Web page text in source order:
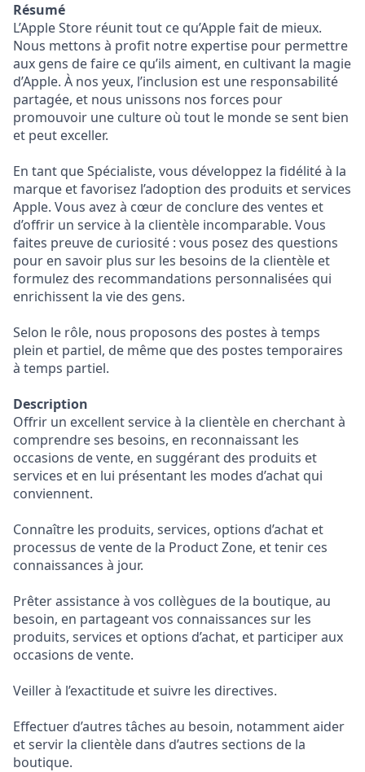
Résumé
L’Apple Store réunit tout ce qu’Apple fait de mieux.
Nous mettons à profit notre expertise pour permettre
aux gens de faire ce qu’ils aiment, en cultivant la magie
d’Apple. À nos yeux, l’inclusion est une responsabilité
partagée, et nous unissons nos forces pour
promouvoir une culture où tout le monde se sent bien
et peut exceller.
En tant que Spécialiste, vous développez la fidélité à la
marque et favorisez l’adoption des produits et services
Apple. Vous avez à cœur de conclure des ventes et
d’offrir un service à la clientèle incomparable. Vous
faites preuve de curiosité : vous posez des questions
pour en savoir plus sur les besoins de la clientèle et
formulez des recommandations personnalisées qui
enrichissent la vie des gens.
Selon le rôle, nous proposons des postes à temps
plein et partiel, de même que des postes temporaires
à temps partiel.
Description
Offrir un excellent service à la clientèle en cherchant à
comprendre ses besoins, en reconnaissant les
occasions de vente, en suggérant des produits et
services et en lui présentant les modes d’achat qui
conviennent.
Connaître les produits, services, options d’achat et
processus de vente de la Product Zone, et tenir ces
connaissances à jour.
Prêter assistance à vos collègues de la boutique, au
besoin, en partageant vos connaissances sur les
produits, services et options d’achat, et participer aux
occasions de vente.
Veiller à l’exactitude et suivre les directives.
Effectuer d’autres tâches au besoin, notamment aider
et servir la clientèle dans d’autres sections de la
boutique.